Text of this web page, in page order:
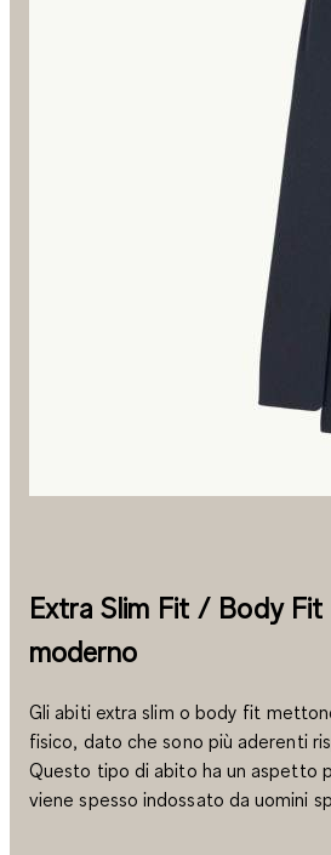
Extra Slim Fit / Body Fit
moderno
Gli abiti extra slim o body fit
fisico, dato che sono più aderenti
Questo tipo di abito ha un aspetto
viene spesso indossato da uomini